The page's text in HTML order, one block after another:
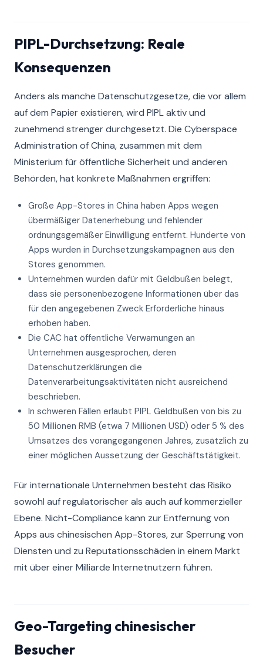
PIPL-Durchsetzung: Reale
Konsequenzen
Anders als manche Datenschutzgesetze, die vor allem
auf dem Papier existieren, wird PIPL aktiv und
zunehmend strenger durchgesetzt. Die Cyberspace
Administration of China, zusammen mit dem
Ministerium für öffentliche Sicherheit und anderen
Behörden, hat konkrete Maßnahmen ergriffen:
Große App-Stores in China haben Apps wegen
übermäßiger Datenerhebung und fehlender
ordnungsgemäßer Einwilligung entfernt. Hunderte von
Apps wurden in Durchsetzungskampagnen aus den
Stores genommen.
Unternehmen wurden dafür mit Geldbußen belegt,
dass sie personenbezogene Informationen über das
für den angegebenen Zweck Erforderliche hinaus
erhoben haben.
Die CAC hat öffentliche Verwarnungen an
Unternehmen ausgesprochen, deren
Datenschutzerklärungen die
Datenverarbeitungsaktivitäten nicht ausreichend
beschrieben.
In schweren Fällen erlaubt PIPL Geldbußen von bis zu
50 Millionen RMB (etwa 7 Millionen USD) oder 5 % des
Umsatzes des vorangegangenen Jahres, zusätzlich zu
einer möglichen Aussetzung der Geschäftstätigkeit.
Für internationale Unternehmen besteht das Risiko
sowohl auf regulatorischer als auch auf kommerzieller
Ebene. Nicht-Compliance kann zur Entfernung von
Apps aus chinesischen App-Stores, zur Sperrung von
Diensten und zu Reputationsschäden in einem Markt
mit über einer Milliarde Internetnutzern führen.
Geo-Targeting chinesischer
Besucher